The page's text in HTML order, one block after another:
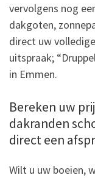
vervolgens nog
dakgoten,
direct uw
uitspraak;
in Emmen.
Bereken uw
dakranden
direct een
Wilt u uw boeien,